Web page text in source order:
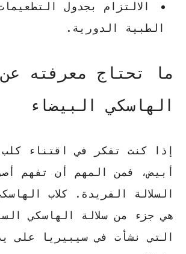
الالتزام بجدول
الطبية الدورية.
ما تحتاج معرفته عن
الهاسكي البيضاء
إذا كنت تفكر في اقتناء
أبيض، فمن المهم أن تفهم
السلالة الفريدة. كلاب
هي جزء من سلالة الهاسكي
التي نشأت في سيبيريا على